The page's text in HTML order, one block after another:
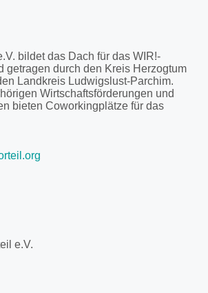
bildet das Dach für das WIR!-
getragen durch den Kreis Herzogtum
Landkreis Ludwigslust-Parchim.
Wirtschaftsförderungen und
bieten Coworkingplätze für das
e.V.